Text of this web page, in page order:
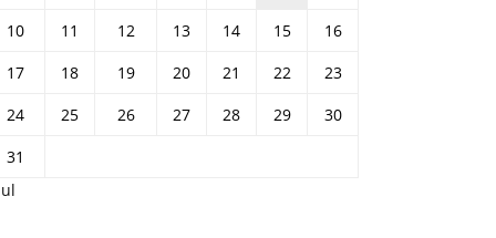
10
11 12 13 14 15
16
17
18 19 20 21 22
23
24
25 26 27 28 29
30
31